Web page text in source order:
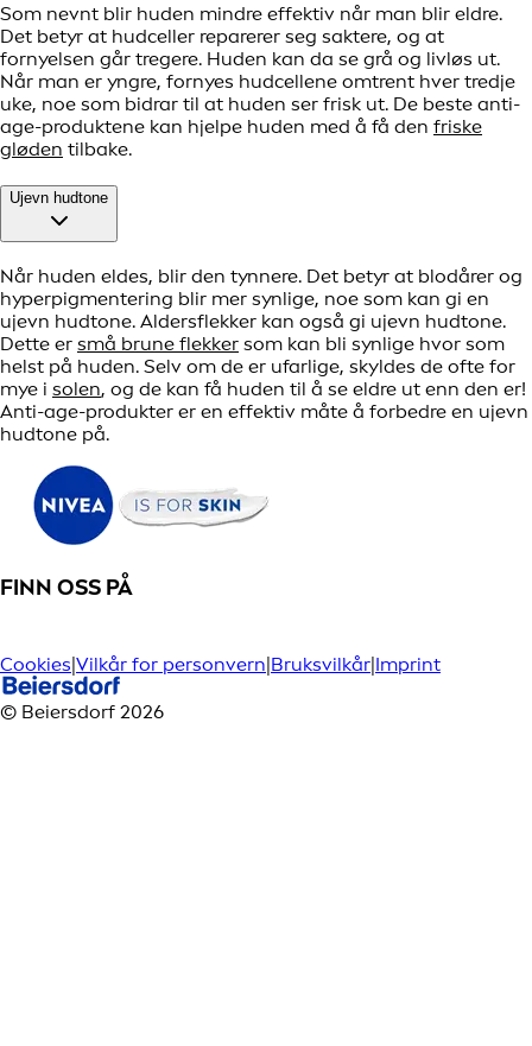
Som nevnt blir huden mindre effektiv når man blir eldre.
Det betyr at hudceller reparerer seg saktere, og at
fornyelsen går tregere. Huden kan da se grå og livløs ut.
Når man er yngre, fornyes hudcellene omtrent hver tredje
uke, noe som bidrar til at huden ser frisk ut. De beste anti-
age-produktene kan hjelpe huden med å få den friske
gløden tilbake.
Ujevn hudtone
Når huden eldes, blir den tynnere. Det betyr at blodårer og
hyperpigmentering blir mer synlige, noe som kan gi en
ujevn hudtone. Aldersflekker kan også gi ujevn hudtone.
Dette er små brune flekker som kan bli synlige hvor som
helst på huden. Selv om de er ufarlige, skyldes de ofte for
mye i solen, og de kan få huden til å se eldre ut enn den er!
Anti-age-produkter er en effektiv måte å forbedre en ujevn
hudtone på.
FINN OSS PÅ
Cookies Vilkår for personvern Bruksvilkår Imprint
© Beiersdorf 2026